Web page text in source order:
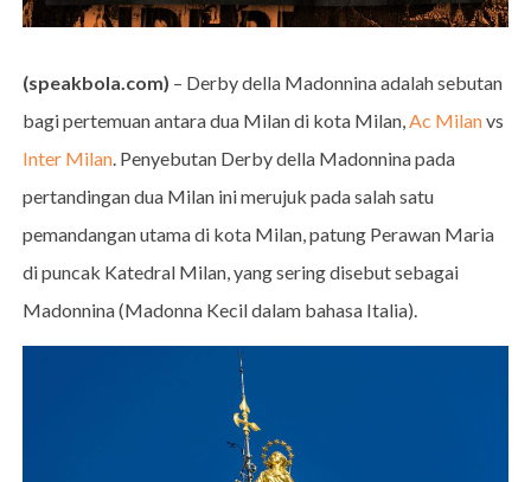
(speakbola.com) – Derby della Madonnina adalah sebutan
bagi pertemuan antara dua Milan di kota Milan, Ac Milanvs
Inter Milan. Penyebutan Derby della Madonnina pada
pertandingan dua Milan ini merujuk pada salah satu
pemandangan utama di kota Milan, patung Perawan Maria
di puncak Katedral Milan, yang sering disebut sebagai
Madonnina (Madonna Kecil dalam bahasa Italia).